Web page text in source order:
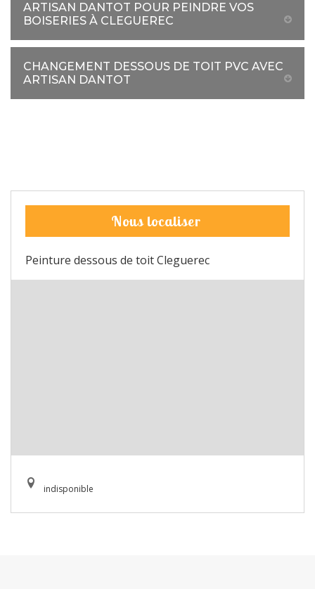
ARTISAN DANTOT POUR PEINDRE VOS
BOISERIES À CLEGUEREC
CHANGEMENT DESSOUS DE TOIT PVC AVEC
ARTISAN DANTOT
Nous localiser
Peinture dessous de toit Cleguerec
indisponible